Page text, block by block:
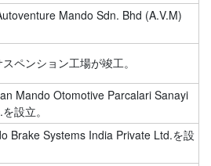
Mando Sdn. Bhd (A.V.M)
ペンション工場が竣工。
Mando Otomotive Parcalari Sanayi
設立。
Brake Systems India Private Ltd.を設